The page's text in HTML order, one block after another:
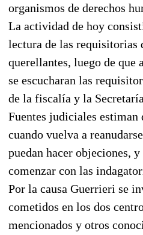
organismos de derechos
La actividad de hoy
lectura de las requisitorias
querellantes, luego de que
se escucharan las
de la fiscalía y la
Fuentes judiciales
cuando vuelva a
puedan hacer objeciones,
comenzar con las
Por la causa Guerrieri se
cometidos en los dos
mencionados y otros